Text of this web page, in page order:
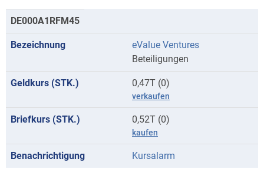
DE000A1RFM45
eValue Ventures
Beteiligungen
0,47T (0)
verkaufen
0,52T (0)
kaufen
Kursalarm